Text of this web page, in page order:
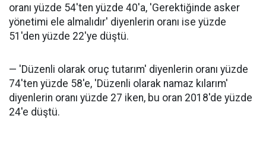
oranı yüzde 54'ten yüzde 40'a, 'Gerektiğinde asker
yönetimi ele almalıdır' diyenlerin oranı ise yüzde
51'den yüzde 22'ye düştü.
— 'Düzenli olarak oruç tutarım' diyenlerin oranı yüzde
74'ten yüzde 58'e, 'Düzenli olarak namaz kılarım'
diyenlerin oranı yüzde 27 iken, bu oran 2018'de yüzde
24'e düştü.